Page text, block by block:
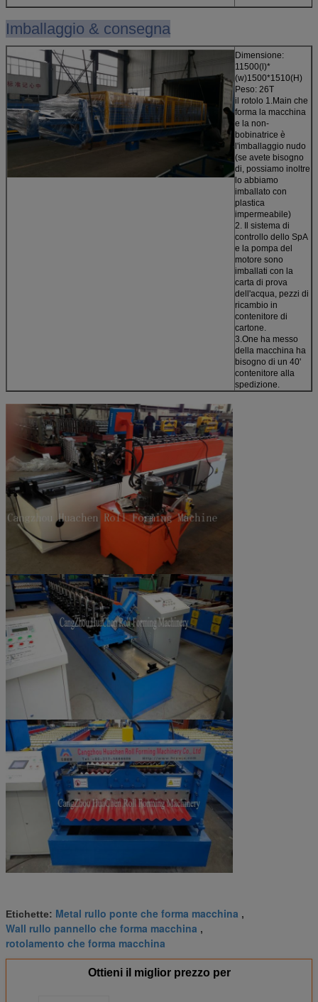
Imballaggio & consegna
Dimensione:
11500(l)*
(w)1500*1510(H)
Peso: 26T
il rotolo 1.Main che
forma la macchina
e la non-
bobinatrice è
l'imballaggio nudo
(se avete bisogno
di, possiamo inoltre
lo abbiamo
imballato con
plastica
impermeabile)
2. Il sistema di
controllo dello SpA
e la pompa del
motore sono
imballati con la
carta di prova
dell'acqua, pezzi di
ricambio in
contenitore di
cartone.
3.One ha messo
della macchina ha
bisogno di un 40'
contenitore alla
spedizione.
Etichette: Metal rullo ponte che forma macchina ,
Wall rullo pannello che forma macchina ,
rotolamento che forma macchina
Ottieni il miglior prezzo per